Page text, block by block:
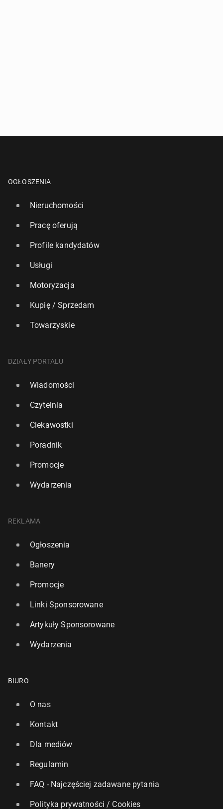
OGŁOSZENIA
Nieruchomości
Pracę oferują
Profile kandydatów
Usługi
Motoryzacja
Kupię / Sprzedam
Towarzyskie
DZIAŁY PORTALU
Wiadomości
Czytelnia
Ciekawostki
Poradnik
Promocje
Wydarzenia
REKLAMA
Ogłoszenia
Banery
Promocje
Linki Sponsorowane
Artykuły Sponsorowane
Wydarzenia
BIURO
O nas
Kontakt
Dla mediów
Regulamin
FAQ - Najczęściej zadawane pytania
Polityka prywatności / Cookies